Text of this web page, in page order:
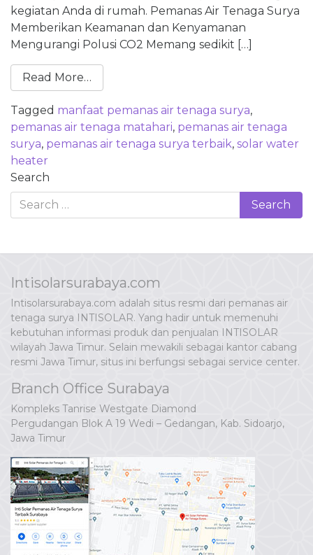
kegiatan Anda di rumah. Pemanas Air Tenaga Surya
Memberikan Keamanan dan Kenyamanan
Mengurangi Polusi CO2 Memang sedikit […]
Read More…
Tagged manfaat pemanas air tenaga surya,
pemanas air tenaga matahari, pemanas air tenaga
surya, pemanas air tenaga surya terbaik, solar water
heater
Search
Intisolarsurabaya.com
Intisolarsurabaya.com adalah situs resmi dari pemanas air
tenaga surya INTISOLAR. Yang hadir untuk memenuhi
kebutuhan informasi produk dan penjualan INTISOLAR
wilayah Jawa Timur. Selain mewakili sebagai kantor cabang
resmi Jawa Timur, situs ini berfungsi sebagai service center.
Branch Office Surabaya
Kompleks Tanrise Westgate Diamond
Pergudangan Blok A 19 Wedi – Gedangan, Kab. Sidoarjo,
Jawa Timur